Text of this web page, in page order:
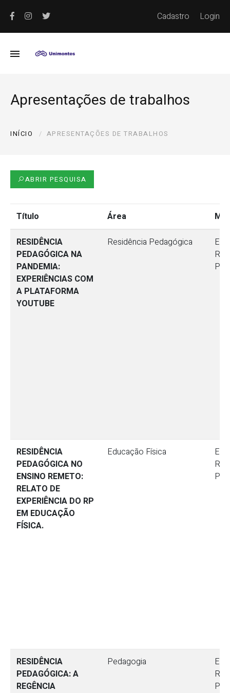
Cadastro Login
Apresentações de trabalhos
INÍCIO APRESENTAÇÕES DE TRABALHOS
ABRIR PESQUISA
Título Área
RESIDÊNCIA
PEDAGÓGICA NA
PANDEMIA:
EXPERIÊNCIAS COM
A PLATAFORMA
YOUTUBE
Residência Pedagógica
RESIDÊNCIA
PEDAGÓGICA NO
ENSINO REMETO:
RELATO DE
EXPERIÊNCIA DO RP
EM EDUCAÇÃO
FÍSICA.
Educação Física
RESIDÊNCIA
PEDAGÓGICA: A
REGÊNCIA
Pedagogia